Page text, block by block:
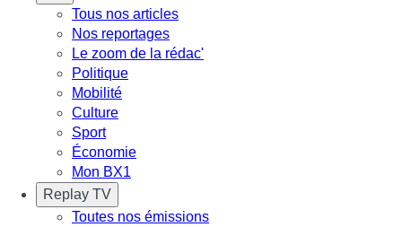
Tous nos articles
Nos reportages
Le zoom de la rédac'
Politique
Mobilité
Culture
Sport
Économie
Mon BX1
Replay TV
Toutes nos émissions